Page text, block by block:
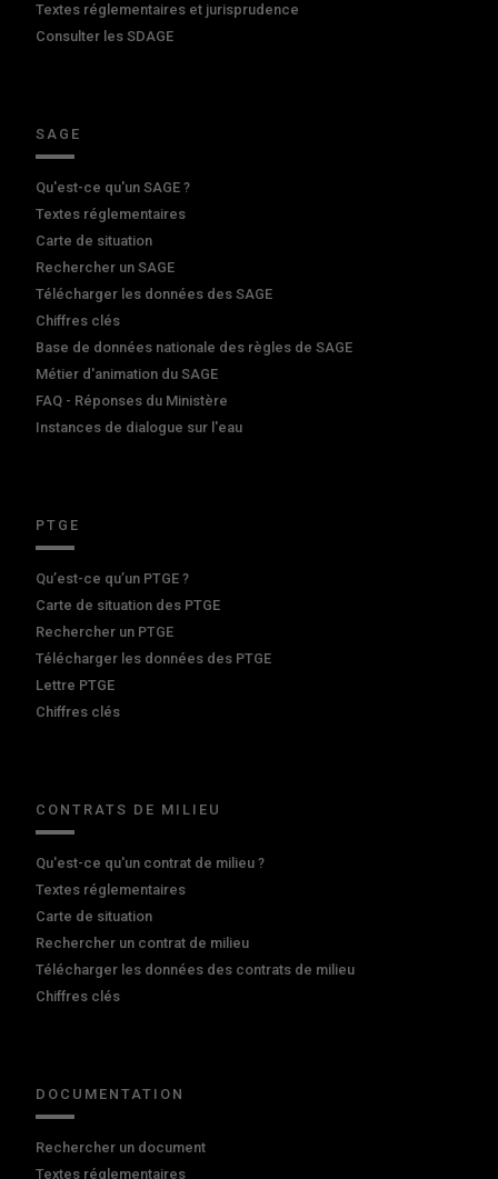
Textes réglementaires et jurisprudence
Consulter les SDAGE
SAGE
Qu'est-ce qu'un SAGE ?
Textes réglementaires
Carte de situation
Rechercher un SAGE
Télécharger les données des SAGE
Chiffres clés
Base de données nationale des règles de SAGE
Métier d'animation du SAGE
FAQ - Réponses du Ministère
Instances de dialogue sur l'eau
PTGE
Qu’est-ce qu’un PTGE ?
Carte de situation des PTGE
Rechercher un PTGE
Télécharger les données des PTGE
Lettre PTGE
Chiffres clés
CONTRATS DE MILIEU
Qu'est-ce qu'un contrat de milieu ?
Textes réglementaires
Carte de situation
Rechercher un contrat de milieu
Télécharger les données des contrats de milieu
Chiffres clés
DOCUMENTATION
Rechercher un document
Textes réglementaires